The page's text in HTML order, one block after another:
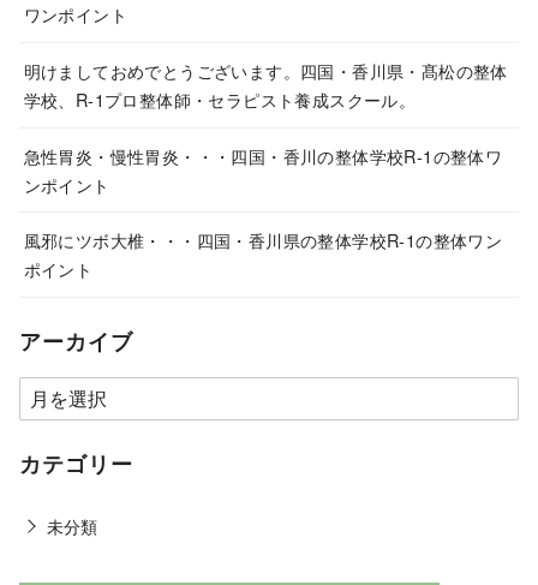
ワンポイント
明けましておめでとうございます。四国・香川県・髙松の整体
学校、R-1プロ整体師・セラピスト養成スクール。
急性胃炎・慢性胃炎・・・四国・香川の整体学校R-1の整体ワ
ンポイント
風邪にツボ大椎・・・四国・香川県の整体学校R-1の整体ワン
ポイント
アーカイブ
カテゴリー
未分類